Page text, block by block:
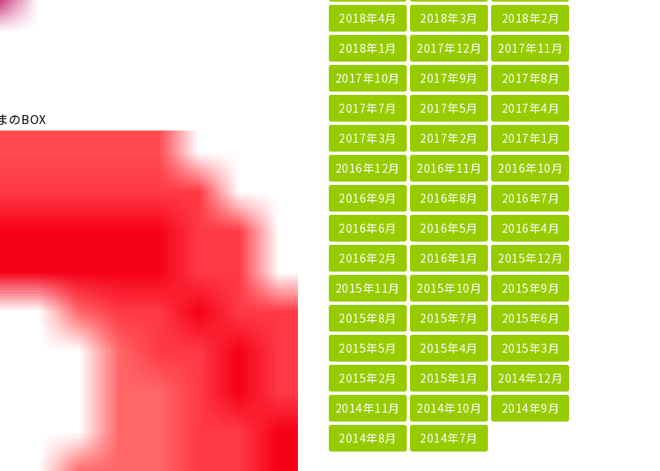
のBOX
2018年4月
2018年3月
2018年2月
2018年1月
2017年12月
2017年11月
2017年10月
2017年9月
2017年8月
2017年7月
2017年5月
2017年4月
2017年3月
2017年2月
2017年1月
2016年12月
2016年11月
2016年10月
2016年9月
2016年8月
2016年7月
2016年6月
2016年5月
2016年4月
2016年2月
2016年1月
2015年12月
2015年11月
2015年10月
2015年9月
2015年8月
2015年7月
2015年6月
2015年5月
2015年4月
2015年3月
2015年2月
2015年1月
2014年12月
2014年11月
2014年10月
2014年9月
2014年8月
2014年7月